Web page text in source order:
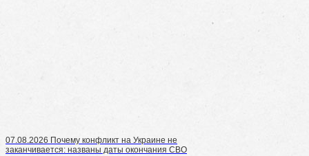
07.08.2026 Почему конфликт на Украине не
заканчивается: названы даты окончания СВО